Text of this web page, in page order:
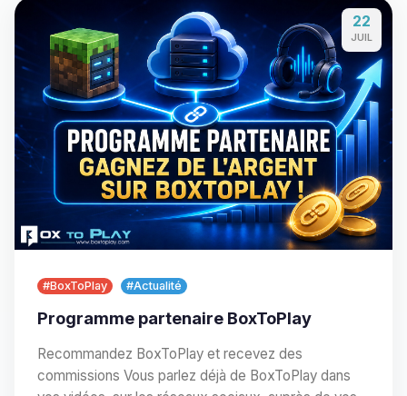
22
JUIL
#BoxToPlay #Actualité
Programme partenaire BoxToPlay
Recommandez BoxToPlay et recevez des
commissions Vous parlez déjà de BoxToPlay dans